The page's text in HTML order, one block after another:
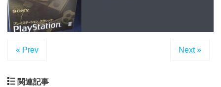
« Prev Next »
関連記事